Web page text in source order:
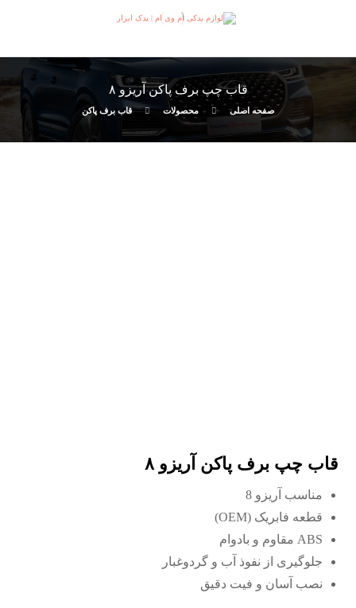
قاب چپ برف پاکن آریزو ٨
صفحه اصلی محصولات قاب برف پاکن
قاب چپ برف پاکن آریزو ٨
مناسب آریزو 8
قطعه فابریک (OEM)
ABS مقاوم و بادوام
جلوگیری از نفوذ آب و گردوغبار
نصب آسان و فیت دقیق